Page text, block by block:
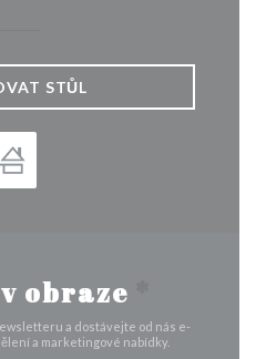
STŮL
obraze
a dostávejte od nás e-
a marketingové nabídky.